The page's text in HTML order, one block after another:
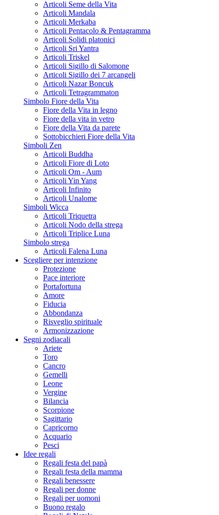
Articoli Seme della Vita
Articoli Mandala
Articoli Merkaba
Articoli Pentacolo & Pentagramma
Articoli Solidi platonici
Articoli Sri Yantra
Articoli Triskel
Articoli Sigillo di Salomone
Articoli Sigillo dei 7 arcangeli
Articoli Nazar Boncuk
Articoli Tetragrammaton
Simbolo Fiore della Vita
Fiore della Vita in legno
Fiore della vita in vetro
Fiore della Vita da parete
Sottobicchieri Fiore della Vita
Simboli Zen
Articoli Buddha
Articoli Fiore di Loto
Articoli Om - Aum
Articoli Yin Yang
Articoli Infinito
Articoli Unalome
Simboli Wicca
Articoli Triquetra
Articoli Nodo della strega
Articoli Triplice Luna
Simbolo strega
Articoli Falena Luna
Scegliere per intenzione
Protezione
Pace interiore
Portafortuna
Amore
Fiducia
Abbondanza
Risveglio spirituale
Armonizzazione
Segni zodiacali
Ariete
Toro
Cancro
Gemelli
Leone
Vergine
Bilancia
Scorpione
Sagittario
Capricorno
Acquario
Pesci
Idee regali
Regali festa del papà
Regali festa della mamma
Regali benessere
Regali per donne
Regali per uomoni
Buono regalo